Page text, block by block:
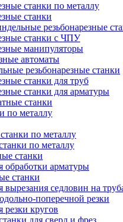
станки по металлу
станки
резьбонарезные
станки с ЧПУ
манипуляторы
автоматы
резьбонарезные станки
станки для труб
станки для арматуры
станки
по металлу
по металлу
по металлу
станки
обработки арматуры
станки
вырезания седловин на
поперечной резки
резки кругов
для сверл и фрез